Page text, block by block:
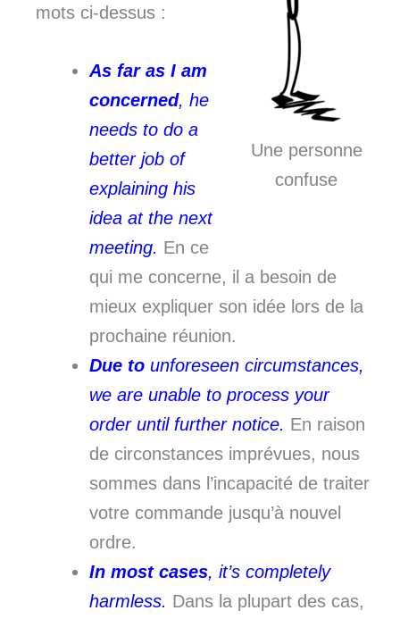
Une personne
confuse
mots ci-dessus :
As far as I am
concerned, he
needs to do a
better job of
explaining his
idea at the next
meeting. En ce
qui me concerne, il a besoin de
mieux expliquer son idée lors de la
prochaine réunion.
Due to unforeseen circumstances,
we are unable to process your
order until further notice. En raison
de circonstances imprévues, nous
sommes dans l’incapacité de traiter
votre commande jusqu’à nouvel
ordre.
In most cases, it’s completely
harmless. Dans la plupart des cas,